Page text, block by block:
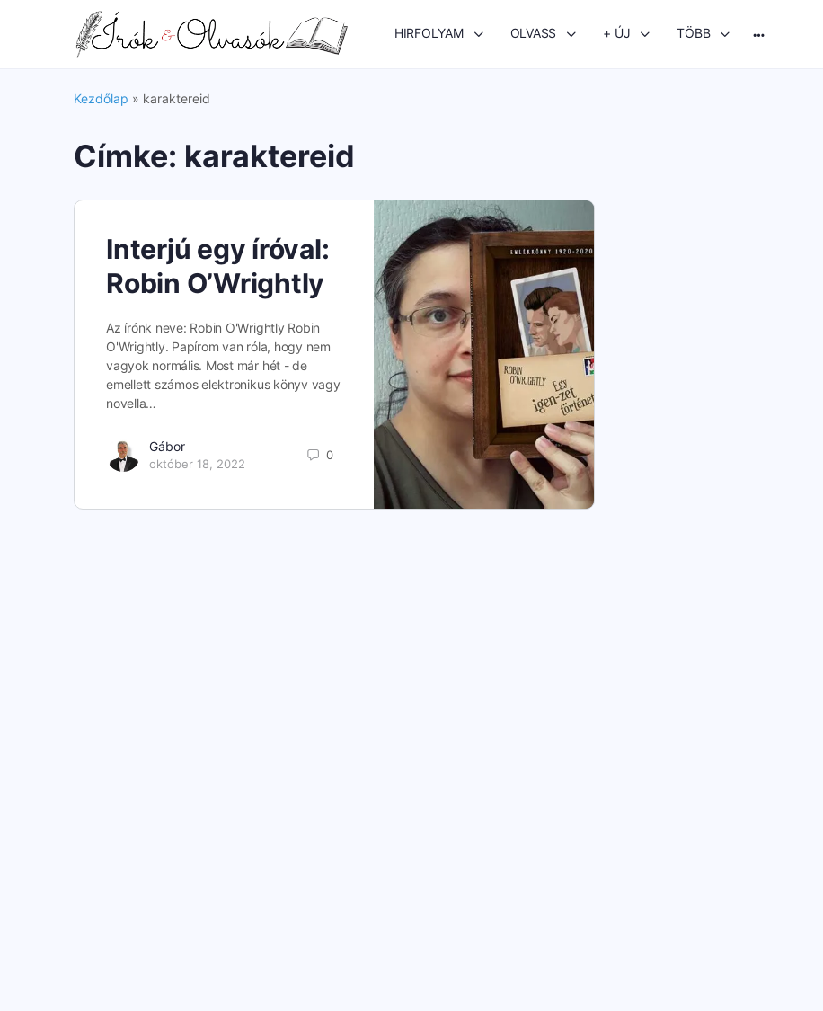
HIRFOLYAM OLVASS + ÚJ TÖBB
Kezdőlap » karaktereid
Címke: karaktereid
Interjú egy íróval:
Robin O’Wrightly
Az írónk neve: Robin O'Wrightly Robin
O'Wrightly. Papírom van róla, hogy nem
vagyok normális. Most már hét - de
emellett számos elektronikus könyv vagy
novella…
Gábor
október 18, 2022
0